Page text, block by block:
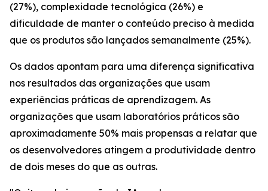
(27%), complexidade tecnológica (26%) e
dificuldade de manter o conteúdo preciso à medida
que os produtos são lançados semanalmente (25%).
Os dados apontam para uma diferença significativa
nos resultados das organizações que usam
experiências práticas de aprendizagem. As
organizações que usam laboratórios práticos são
aproximadamente 50% mais propensas a relatar que
os desenvolvedores atingem a produtividade dentro
de dois meses do que as outras.